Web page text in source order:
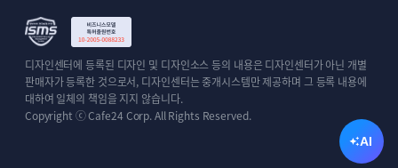
디자인센터에 등록된 디자인 및 디자인소스 등의 내용은 디자인센터가 아닌 개별
판매자가 등록한 것으로서, 디자인센터는 중개시스템만 제공하며 그 등록 내용에
대하여 일체의 책임을 지지 않습니다.
Copyright ⓒ Cafe24 Corp. All Rights Reserved.
AI